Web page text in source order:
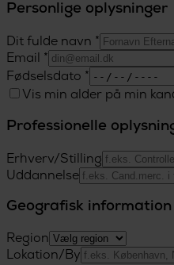
Personlige oplysninger
Dit fulde navn *
Email *
Fødselsdato *
Vis min alder på min
Professionelle
Erhverv/Stilling
Uddannelse
Geografisk information
Region
Lokation/By